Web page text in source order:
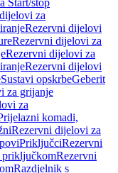
Start/stop
za
Rezervni dijelovi
Rezervni dijelovi za
Rezervni dijelovi za
Rezervni dijelovi
Sustavi opskrbeGeberit
za grijanje
za
komadi,
Rezervni dijelovi za
PriključciRezervni
priključkomRezervni
Razdjelnik s